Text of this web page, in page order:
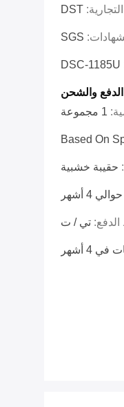
DST
SGS
DSC-1185U
والشحن
1 مجموعة
Based On
حقيبة خشبية
حوالي 4 أشهر
تي / ت